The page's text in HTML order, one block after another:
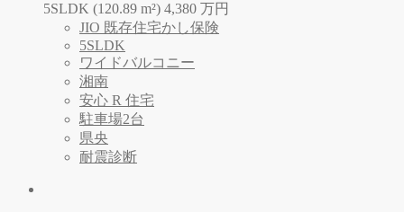
5SLDK (120.89 m²) 4,380 万円
JIO 既存住宅かし保険
5SLDK
ワイドバルコニー
湘南
安心 R 住宅
駐車場2台
県央
耐震診断